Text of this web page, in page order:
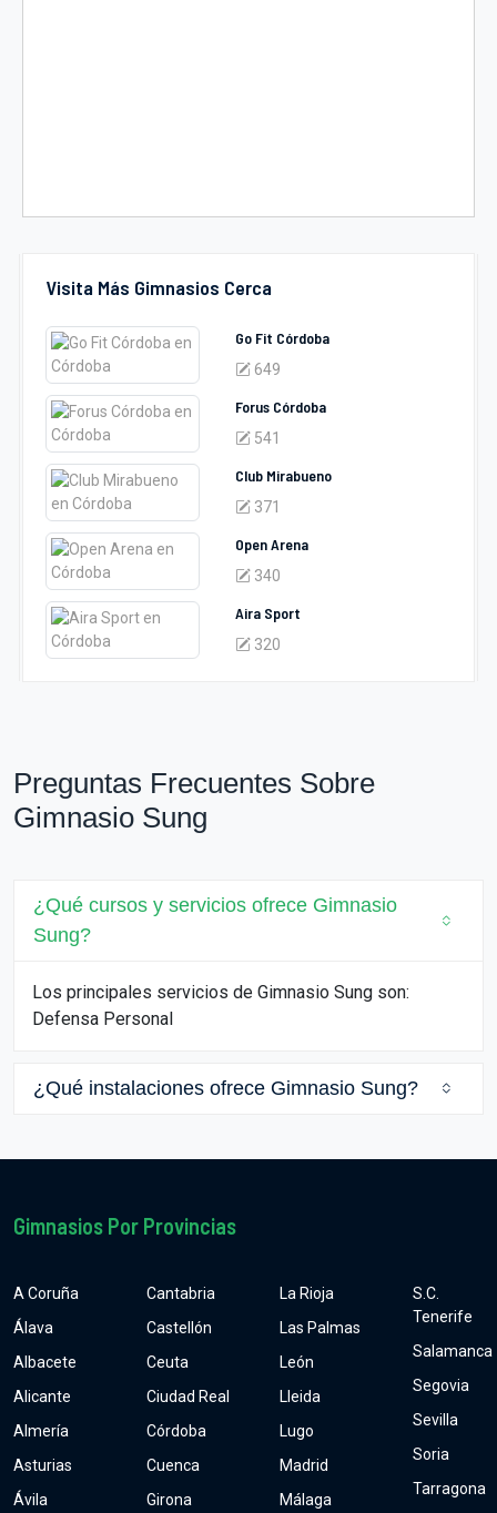
Visita Más Gimnasios Cerca
Go Fit Córdoba
649
Forus Córdoba
541
Club Mirabueno
371
Open Arena
340
Aira Sport
320
Preguntas Frecuentes Sobre
Gimnasio Sung
¿Qué cursos y servicios ofrece Gimnasio
Sung?
Los principales servicios de Gimnasio Sung son:
Defensa Personal
¿Qué instalaciones ofrece Gimnasio Sung?
Gimnasios Por Provincias
A Coruña
Álava
Albacete
Alicante
Almería
Asturias
Ávila
Cantabria
Castellón
Ceuta
Ciudad Real
Córdoba
Cuenca
Girona
La Rioja
Las Palmas
León
Lleida
Lugo
Madrid
Málaga
S.C.
Tenerife
Salamanca
Segovia
Sevilla
Soria
Tarragona